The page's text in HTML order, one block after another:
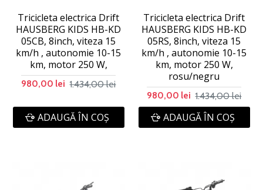
Tricicleta electrica Drift
HAUSBERG KIDS HB-KD
05CB, 8inch, viteza 15
km/h , autonomie 10-15
km, motor 250 W,
980,00 lei 1.434,00 lei
ADAUGĂ ÎN COŞ
Tricicleta electrica Drift
HAUSBERG KIDS HB-KD
05RS, 8inch, viteza 15
km/h , autonomie 10-15
km, motor 250 W,
rosu/negru
980,00 lei 1.434,00 lei
ADAUGĂ ÎN COŞ